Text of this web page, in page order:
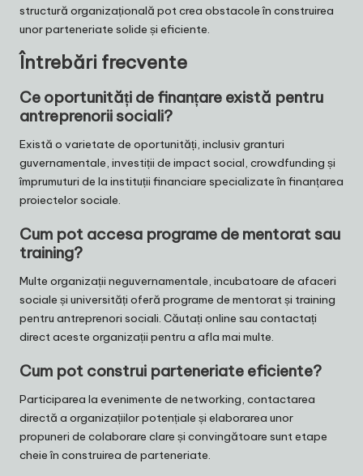
structură organizațională pot crea obstacole în construirea
unor parteneriate solide și eficiente.
Întrebări frecvente
Ce oportunități de finanțare există pentru
antreprenorii sociali?
Există o varietate de oportunități, inclusiv granturi
guvernamentale, investiții de impact social, crowdfunding și
împrumuturi de la instituții financiare specializate în finanțarea
proiectelor sociale.
Cum pot accesa programe de mentorat sau
training?
Multe organizații neguvernamentale, incubatoare de afaceri
sociale și universități oferă programe de mentorat și training
pentru antreprenori sociali. Căutați online sau contactați
direct aceste organizații pentru a afla mai multe.
Cum pot construi parteneriate eficiente?
Participarea la evenimente de networking, contactarea
directă a organizațiilor potențiale și elaborarea unor
propuneri de colaborare clare și convingătoare sunt etape
cheie în construirea de parteneriate.